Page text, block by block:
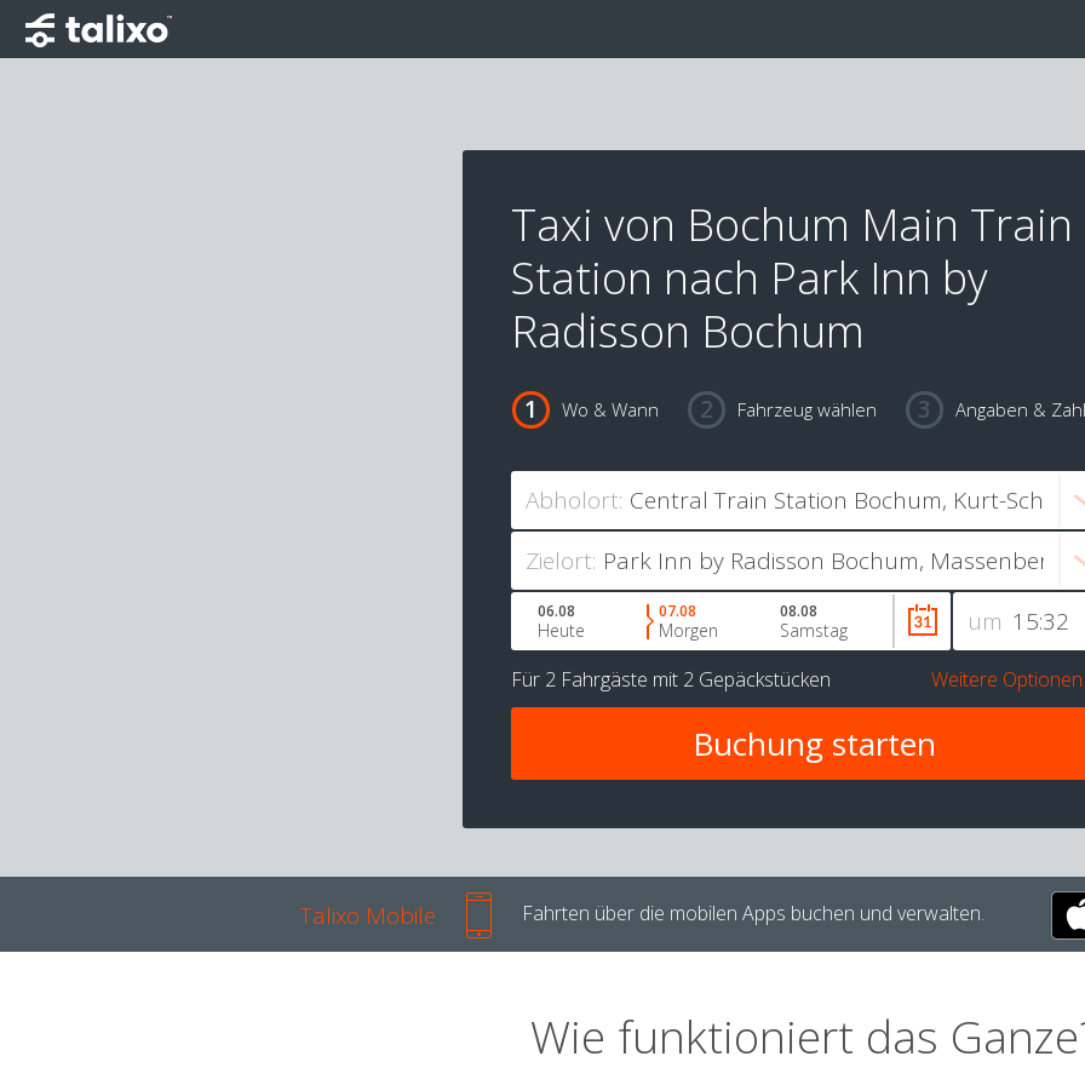
Taxi von Bochum Main Train
Station nach Park Inn by
Radisson Bochum
Wo & Wann Fahrzeug wählen Angaben &
Abholort:
Zielort:
um
06.08
Heute
07.08
Morgen
08.08
Samstag
Für 2 Fahrgäste mit 2 Gepäckstücken Weitere Optionen
Talixo Mobile Fahrten über die mobilen Apps buchen und verwalten.
Wie funktioniert das